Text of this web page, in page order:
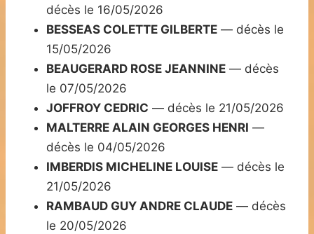
décès le 16/05/2026
BESSEAS COLETTE GILBERTE — décès le
15/05/2026
BEAUGERARD ROSE JEANNINE — décès
le 07/05/2026
JOFFROY CEDRIC — décès le 21/05/2026
MALTERRE ALAIN GEORGES HENRI —
décès le 04/05/2026
IMBERDIS MICHELINE LOUISE — décès le
21/05/2026
RAMBAUD GUY ANDRE CLAUDE — décès
le 20/05/2026